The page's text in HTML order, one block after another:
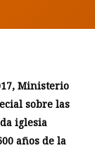
Ministerio
sobre las
iglesia
años de la